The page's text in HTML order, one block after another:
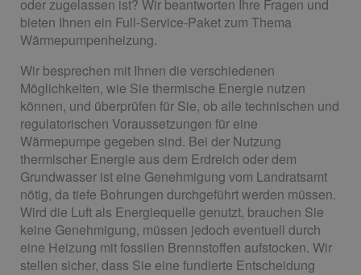
oder zugelassen ist? Wir beantworten Ihre Fragen und
bieten Ihnen ein Full-Service-Paket zum Thema
Wärmepumpenheizung.
Wir besprechen mit Ihnen die verschiedenen
Möglichkeiten, wie Sie thermische Energie nutzen
können, und überprüfen für Sie, ob alle technischen und
regulatorischen Voraussetzungen für eine
Wärmepumpe gegeben sind. Bei der Nutzung
thermischer Energie aus dem Erdreich oder dem
Grundwasser ist eine Genehmigung vom Landratsamt
nötig, da tiefe Bohrungen durchgeführt werden müssen.
Wird die Luft als Energiequelle genutzt, brauchen Sie
keine Genehmigung, müssen jedoch eventuell durch
eine Heizung mit fossilen Brennstoffen aufstocken. Wir
stellen sicher, dass Sie eine fundierte Entscheidung